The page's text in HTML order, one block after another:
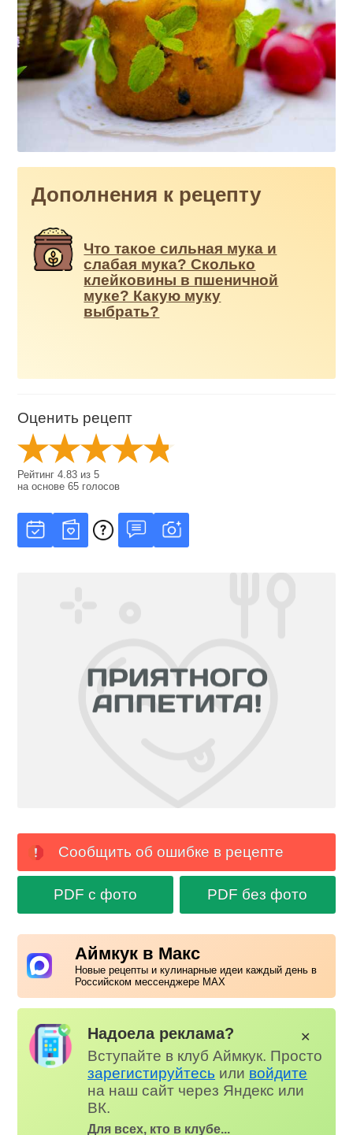
Дополнения к рецепту
Что такое сильная мука и
слабая мука? Сколько
клейковины в пшеничной
муке? Какую муку
выбрать?
Оценить рецепт
Рейтинг4.83 из5
на основе65 голосов
Сообщить об ошибке в рецепте
PDF с фото PDF без фото
Аймкук в Макс
Новые рецепты и кулинарные идеи каждый день в
Российском мессенджере MAX
Надоела реклама?
Вступайте в клуб Аймкук. Просто
зарегистируйтесь или войдите
на наш сайт через Яндекс или
ВК.
Для всех, кто в клубе...
✕